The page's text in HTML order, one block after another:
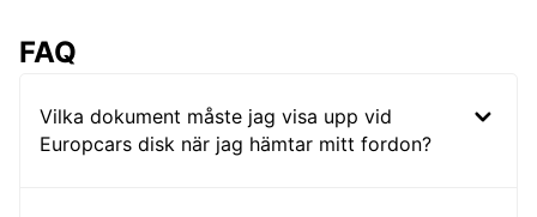
FAQ
Vilka dokument måste jag visa upp vid
Europcars disk när jag hämtar mitt fordon?